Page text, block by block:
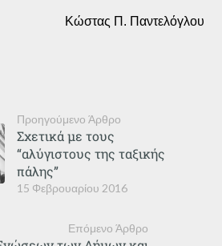
Κώστας Π. Παντελόγλου
Προηγούμενο Άρθρο
15 Φεβρουαρίου 2016
Σχετικά με τους
“αλύγιστους της ταξικής
πάλης”
Επόμενο Άρθρο